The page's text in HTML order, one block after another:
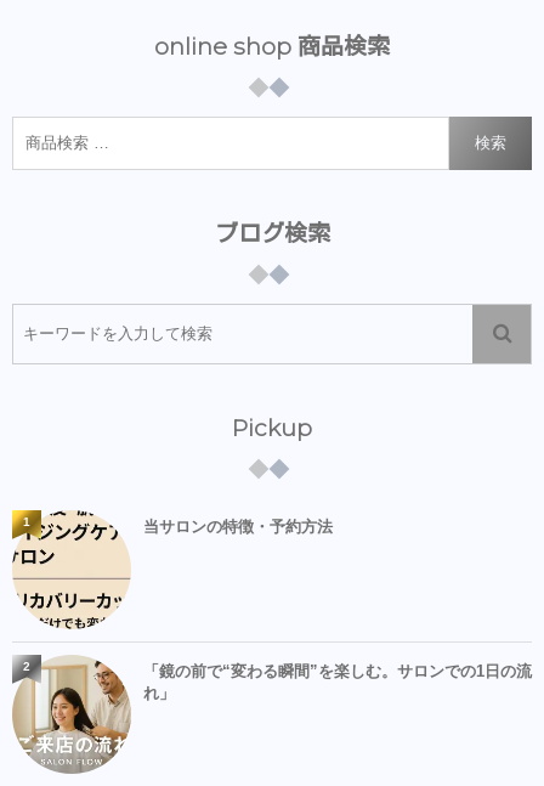
online shop 商品検索
検索
ブログ検索
Pickup
当サロンの特徴・予約方法
1
「鏡の前で“変わる瞬間”を楽しむ。サロンでの1日の流
れ」
2